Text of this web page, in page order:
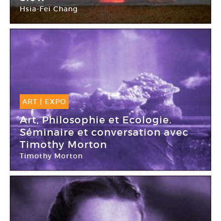
Hsia-Fei Chang
Galerie Laurent Godin
ART | EXPO
18 Déc -19 Déc 2015
Art, Philosophie et Ecologie.
Séminaire et conversation avec
Timothy Morton
Timothy Morton
Bétonsalon